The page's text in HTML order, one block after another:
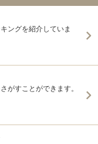
ングを紹介していま
がすことができます。